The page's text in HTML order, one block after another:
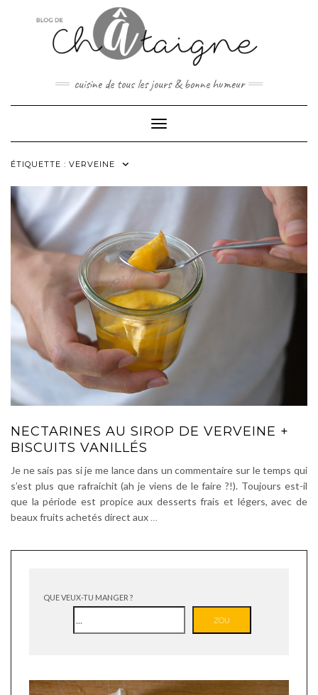
cuisine de tous les jours & bonne humeur
Toggle Navigation
ÉTIQUETTE : VERVEINE
NECTARINES AU SIROP DE VERVEINE +
BISCUITS VANILLÉS
Je ne sais pas si je me lance dans un commentaire sur le temps qui
s’est plus que rafraichit (ah je viens de le faire ?!). Toujours est-il
que la période est propice aux desserts frais et légers, avec de
beaux fruits achetés direct aux …
QUE VEUX-TU MANGER ?
ZOU